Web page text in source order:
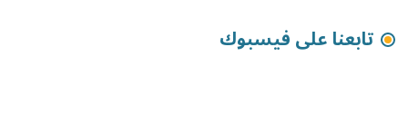
تابعنا على فيسبوك